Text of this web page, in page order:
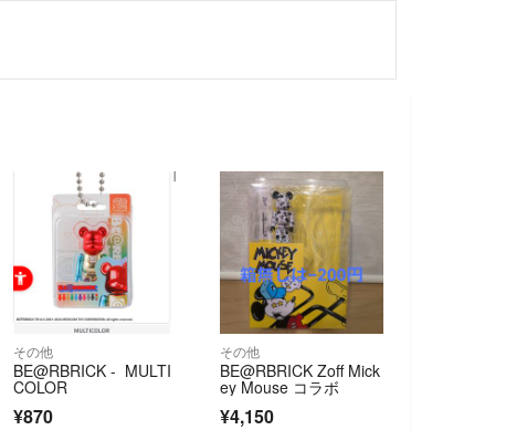
その他
BE@RBRICK - MULTI
COLOR
¥870
その他
BE@RBRICK Zoff Mick
ey Mouse コラボ
¥4,150